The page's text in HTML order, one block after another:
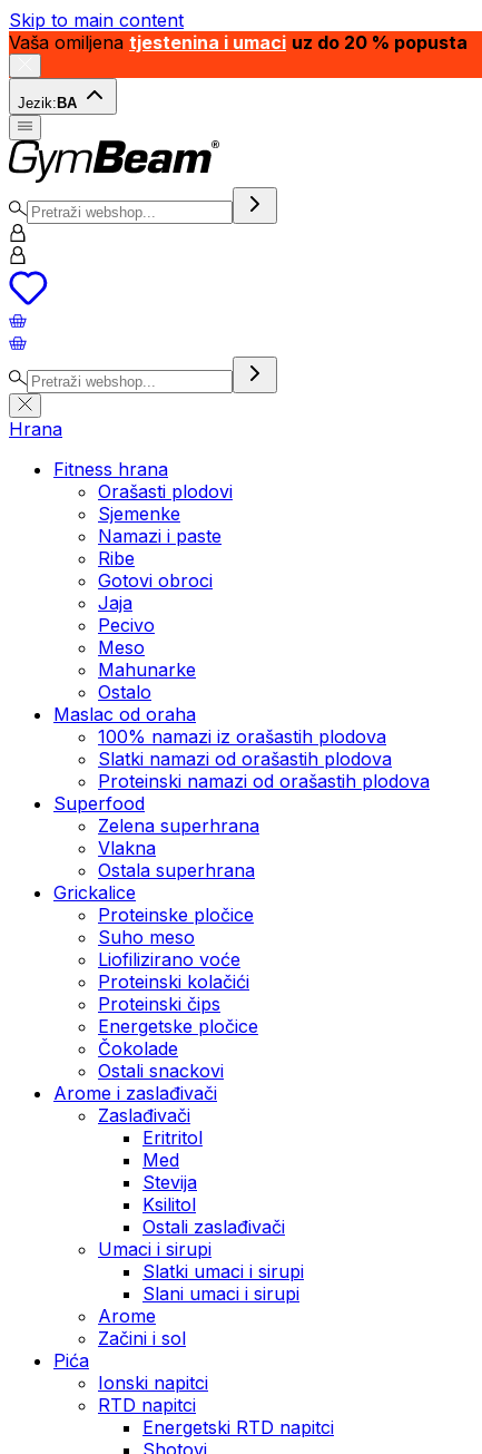
Skip to main content
Vaša omiljena tjestenina i umaci uz do 20 % popusta
Jezik: BA
Hrana
Fitness hrana
Orašasti plodovi
Sjemenke
Namazi i paste
Ribe
Gotovi obroci
Jaja
Pecivo
Meso
Mahunarke
Ostalo
Maslac od oraha
100% namazi iz orašastih plodova
Slatki namazi od orašastih plodova
Proteinski namazi od orašastih plodova
Superfood
Zelena superhrana
Vlakna
Ostala superhrana
Grickalice
Proteinske pločice
Suho meso
Liofilizirano voće
Proteinski kolačići
Proteinski čips
Energetske pločice
Čokolade
Ostali snackovi
Arome i zaslađivači
Zaslađivači
Eritritol
Med
Stevija
Ksilitol
Ostali zaslađivači
Umaci i sirupi
Slatki umaci i sirupi
Slani umaci i sirupi
Arome
Začini i sol
Pića
Ionski napitci
RTD napitci
Energetski RTD napitci
Shotovi